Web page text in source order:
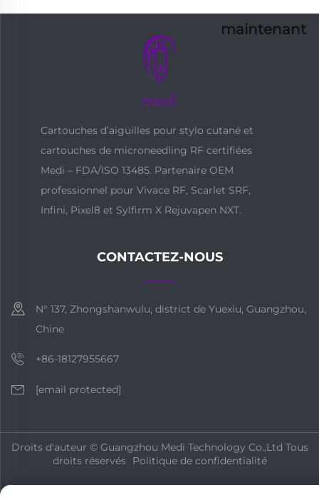
maintenant
Cartouches d’aiguilles pour stylo cutané et
cartouches de microneedling RF certifiées
Medi – FDA/ISO 13485. Partenaire OEM
professionnel pour Vivace RF, Scarlet SRF,
Infini, Pixel8 et Sylfirm X Rejuvapen NXT.
CONTACTEZ-NOUS
N° 137, Zhongshanwulu, district de Yuexiu, Guangzhou,
Chine
+86-18127955667
[email protected]
Droits d'auteur © Guangzhou Medi Technology Co.,Ltd Tous
droits réservés Politique de confidentialité